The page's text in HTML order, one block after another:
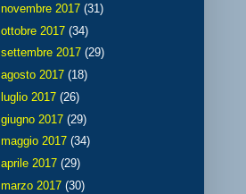
novembre 2017 (31)
ottobre 2017 (34)
settembre 2017 (29)
agosto 2017 (18)
luglio 2017 (26)
giugno 2017 (29)
maggio 2017 (34)
aprile 2017 (29)
marzo 2017 (30)